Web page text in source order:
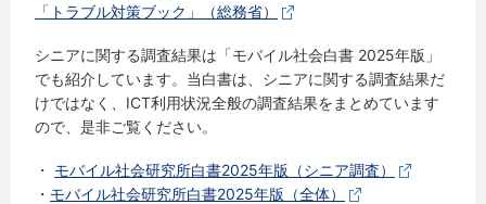
「トラブル対策ブック」（総務省）
シニアに関する調査結果は「モバイル社会白書 2025年版」
でも紹介しています。当白書は、シニアに関する調査結果だ
けではなく、ICT利用状況全般の調査結果をまとめています
ので、是非ご覧ください。
・ モバイル社会研究所白書2025年版（シニア調査）
・ モバイル社会研究所白書2025年版（全体）